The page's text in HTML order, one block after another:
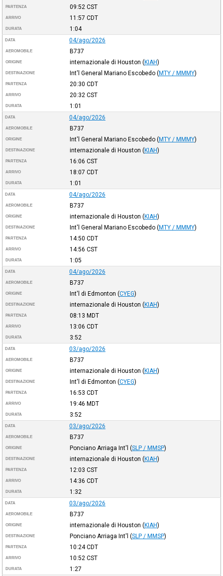
PARTENZA 09:52 CST
ARRIVO 11:57 CDT
DURATA 1:04
DATA 04/ago/2026
AEROMOBILE B737
ORIGINE internazionale di Houston (KIAH)
DESTINAZIONE Int'l General Mariano Escobedo (MTY / MMMY)
PARTENZA 20:30 CDT
ARRIVO 20:32 CST
DURATA 1:01
DATA 04/ago/2026
AEROMOBILE B737
ORIGINE Int'l General Mariano Escobedo (MTY / MMMY)
DESTINAZIONE internazionale di Houston (KIAH)
PARTENZA 16:06 CST
ARRIVO 18:07 CDT
DURATA 1:01
DATA 04/ago/2026
AEROMOBILE B737
ORIGINE internazionale di Houston (KIAH)
DESTINAZIONE Int'l General Mariano Escobedo (MTY / MMMY)
PARTENZA 14:50 CDT
ARRIVO 14:56 CST
DURATA 1:05
DATA 04/ago/2026
AEROMOBILE B737
ORIGINE Int'l di Edmonton (CYEG)
DESTINAZIONE internazionale di Houston (KIAH)
PARTENZA 08:13 MDT
ARRIVO 13:06 CDT
DURATA 3:52
DATA 03/ago/2026
AEROMOBILE B737
ORIGINE internazionale di Houston (KIAH)
DESTINAZIONE Int'l di Edmonton (CYEG)
PARTENZA 16:53 CDT
ARRIVO 19:46 MDT
DURATA 3:52
DATA 03/ago/2026
AEROMOBILE B737
ORIGINE Ponciano Arriaga Int'l (SLP / MMSP)
DESTINAZIONE internazionale di Houston (KIAH)
PARTENZA 12:03 CST
ARRIVO 14:36 CDT
DURATA 1:32
DATA 03/ago/2026
AEROMOBILE B737
ORIGINE internazionale di Houston (KIAH)
DESTINAZIONE Ponciano Arriaga Int'l (SLP / MMSP)
PARTENZA 10:24CDT
ARRIVO 10:52 CST
DURATA 1:27